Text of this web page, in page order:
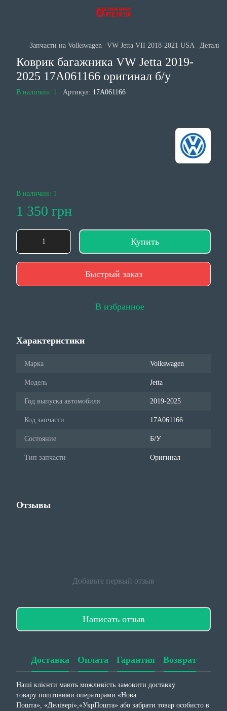
Запчасти на Volkswagen VW Jetta VII 2018-2021 USA Детали
Коврик багажника VW Jetta 2019-
2025 17A061166 оригинал б/у
В наличии: 1 Артикул: 17A061166
В наличии: 1
1 350 грн
Купить
Быстрый заказ
В избранное
Характеристики
Марка Volkswagen
Модель Jetta
Год выпуска автомобиля 2019-2025
Код запчасти 17A061166
Состояние Б/У
Тип запчасти Оригинал
Отзывы
Добавьте первый отзыв
Написать отзыв
Доставка Оплата Гарантия Возврат
Наші клієнти мають можливість замовити доставку
товару поштовими операторами «Нова
Пошта», «Делівері»,«УкрПошта» або забрати товар особисто в